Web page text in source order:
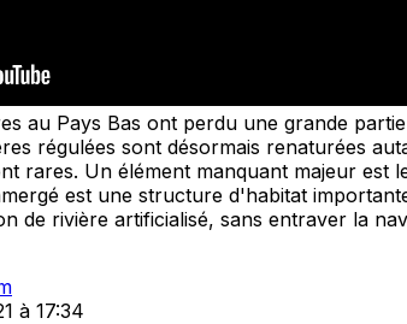
au Pays Bas ont perdu une grande
régulées sont désormais renaturées
rares. Un élément manquant majeur
est une structure d'habitat
de rivière artificialisé, sans entraver la
à 17:34